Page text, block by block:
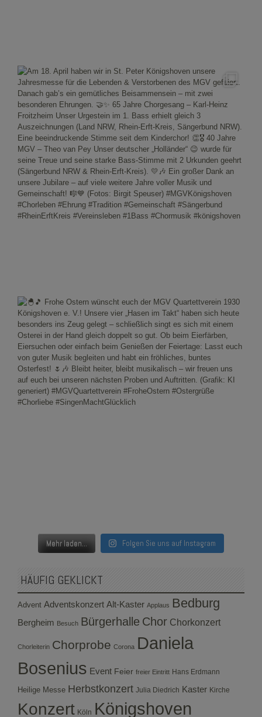
Mehr laden... Folgen Sie uns auf Instagram
HÄUFIG GEKLICKT
Advent Adventskonzert Alt-Kaster Applaus Bedburg
Bergheim Besuch Bürgerhalle Chor Chorkonzert
Chorleiterin Chorprobe Corona Daniela
Bosenius Event Feier freier Eintritt Hans Erdmann
Heilige Messe Herbstkonzert Julia Diedrich Kaster Kirche
Konzert Köln Königshoven